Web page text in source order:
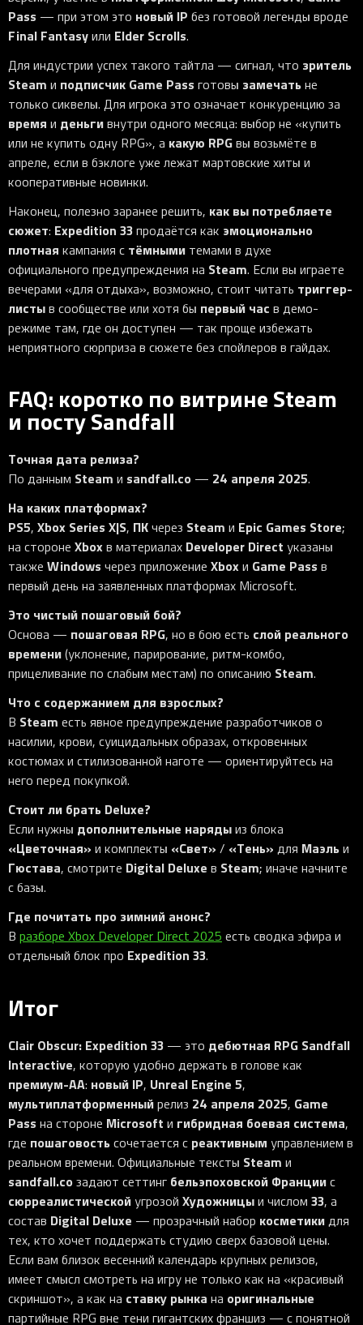
Pass — при этом это новый IP без готовой легенды вроде
Final Fantasyили Elder Scrolls.
Для индустрии успех такого тайтла — сигнал, что зритель
Steam и подписчик Game Pass готовы замечатьне
только сиквелы. Для игрока это означает конкуренцию за
время и деньгивнутри одного месяца: выбор не «купить
или не купить одну RPG», а какую RPGвы возьмёте в
апреле, если в бэклоге уже лежат мартовские хиты и
кооперативные новинки.
Наконец, полезно заранее решить, как вы потребляете
сюжет: Expedition 33продаётся как эмоционально
плотная кампания с тёмными темами в духе
официального предупреждения на Steam. Если вы играете
вечерами «для отдыха», возможно, стоит читать триггер-
листыв сообществе или хотя бы первый час в демо-
режиме там, где он доступен — так проще избежать
неприятного сюрприза в сюжете без спойлеров в гайдах.
FAQ: коротко по витрине Steam
и посту Sandfall
Точная дата релиза?
По данным Steam и sandfall.co — 24 апреля 2025.
На каких платформах?
PS5, Xbox Series X|S, ПКчерез Steam и Epic Games Store;
на стороне Xboxв материалах Developer Direct указаны
также Windows через приложение Xboxи Game Pass в
первый день на заявленных платформах Microsoft.
Это чистый пошаговый бой?
Основа — пошаговая RPG, но в бою есть слой реального
времени(уклонение, парирование, ритм-комбо,
прицеливание по слабым местам) по описанию Steam.
Что с содержанием для взрослых?
В Steam есть явное предупреждение разработчиков о
насилии, крови, суицидальных образах, откровенных
костюмах и стилизованной наготе — ориентируйтесь на
него перед покупкой.
Стоит ли брать Deluxe?
Если нужны дополнительные нарядыиз блока
«Цветочная» и комплекты «Свет» / «Тень» для Маэльи
Гюстава, смотрите Digital Deluxe в Steam; иначе начните
с базы.
Где почитать про зимний анонс?
В разборе Xbox Developer Direct 2025 есть сводка эфира и
отдельный блок про Expedition 33.
Итог
Clair Obscur: Expedition 33 — это дебютная RPG Sandfall
Interactive, которую удобно держать в голове как
премиум-AA: новый IP, Unreal Engine 5,
мультиплатформенныйрелиз 24 апреля 2025, Game
Pass на стороне Microsoft и гибридная боевая система,
где пошаговостьсочетается с реактивным управлением в
реальном времени. Официальные тексты Steam и
sandfall.coзадают сеттинг бельэпоховской Франциис
сюрреалистической угрозой Художницыи числом 33, а
состав Digital Deluxe — прозрачный набор косметикидля
тех, кто хочет поддержать студию сверх базовой цены.
Если вам близок весенний календарь крупных релизов,
имеет смысл смотреть на игру не только как на «красивый
скриншот», а как на ставку рынка на оригинальные
партийные RPG вне тени гигантских франшиз — с понятной